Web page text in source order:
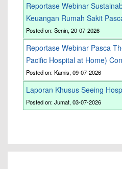
Reportase Webinar
Keuangan Rumah Sakit
Posted on: Senin, 20-07-2026
Reportase Webinar Pasca
Pacific Hospital at Home)
Posted on: Kamis, 09-07-2026
Laporan Khusus Seeing
Posted on: Jumat, 03-07-2026